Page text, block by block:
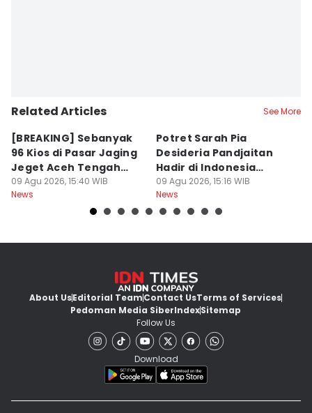
Related Articles See More
[BREAKING] Sebanyak
96 Kios di Pasar Jaging
Jeget Aceh Tengah
Terbakar
09 Agu 2026, 15:40 WIB
News
Potret Sarah Pia
Desideria Pandjaitan
Hadir di Indonesia
Fashion Week 2026
09 Agu 2026, 15:16 WIB
News
About UsEditorial TeamContact UsTerms of Services
Pedoman Media SiberIndexSitemap
Follow Us
Download